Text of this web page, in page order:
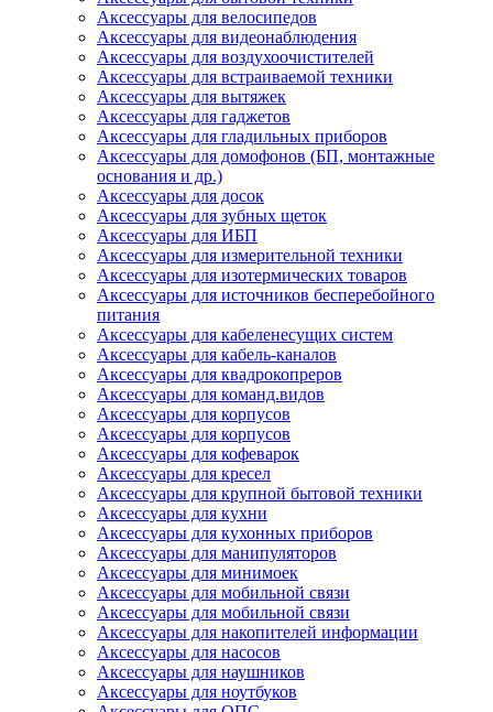
Аксессуары для велосипедов
Аксессуары для видеонаблюдения
Аксессуары для воздухоочистителей
Аксессуары для встраиваемой техники
Аксессуары для вытяжек
Аксессуары для гаджетов
Аксессуары для гладильных приборов
Аксессуары для домофонов (БП, монтажные
основания и др.)
Аксессуары для досок
Аксессуары для зубных щеток
Аксессуары для ИБП
Аксессуары для измерительной техники
Аксессуары для изотермических товаров
Аксессуары для источников бесперебойного
питания
Аксессуары для кабеленесущих систем
Аксессуары для кабель-каналов
Аксессуары для квадрокопреров
Аксессуары для команд.видов
Аксессуары для корпусов
Аксессуары для корпусов
Аксессуары для кофеварок
Аксессуары для кресел
Аксессуары для крупной бытовой техники
Аксессуары для кухни
Аксессуары для кухонных приборов
Аксессуары для манипуляторов
Аксессуары для минимоек
Аксессуары для мобильной связи
Аксессуары для мобильной связи
Аксессуары для накопителей информации
Аксессуары для насосов
Аксессуары для наушников
Аксессуары для ноутбуков